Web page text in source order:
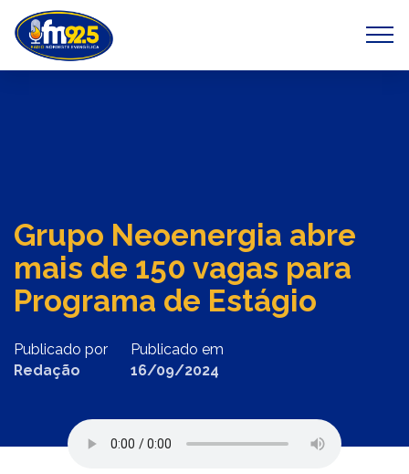
Previous Next
Grupo Neoenergia abre
mais de 150 vagas para
Programa de Estágio
Publicado por
Redação
Publicado em
16/09/2024